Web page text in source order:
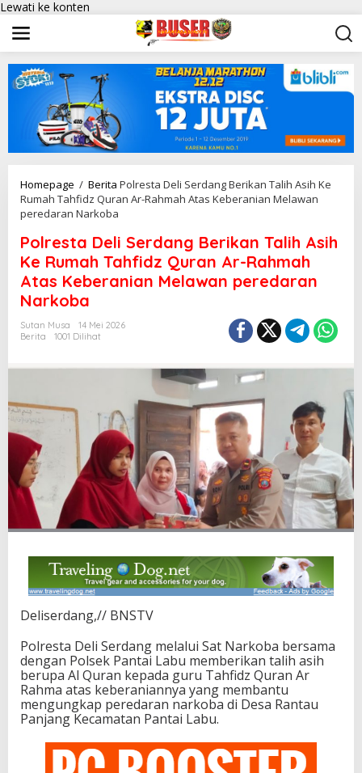
Lewati ke konten
Homepage / Berita Polresta Deli Serdang Berikan Talih Asih Ke
Rumah Tahfidz Quran Ar-Rahmah Atas Keberanian Melawan
peredaran Narkoba
Polresta Deli Serdang Berikan Talih Asih
Ke Rumah Tahfidz Quran Ar-Rahmah
Atas Keberanian Melawan peredaran
Narkoba
Sutan Musa
14 Mei 2026
Berita
1001 Dilihat
Deliserdang,// BNSTV
Polresta Deli Serdang melalui Sat Narkoba bersama
dengan Polsek Pantai Labu memberikan talih asih
berupa Al Quran kepada guru Tahfidz Quran Ar
Rahma atas keberaniannya yang membantu
mengungkap peredaran narkoba di Desa Rantau
Panjang Kecamatan Pantai Labu.